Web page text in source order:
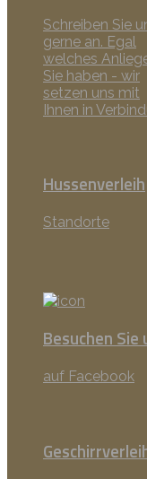
Schreiben Sie
gerne an. Egal
welches
Sie haben - wir
setzen uns mit
Ihnen in
Hussenverleih
Standorte
Besuchen Sie
auf Facebook